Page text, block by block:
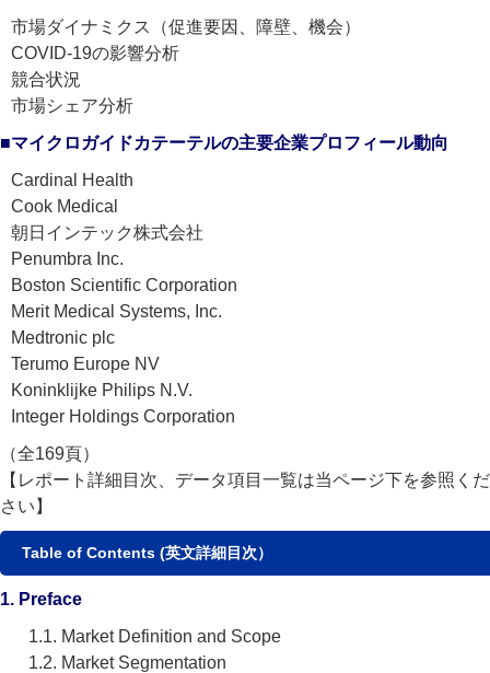
市場ダイナミクス（促進要因、障壁、機会）
COVID-19の影響分析
競合状況
市場シェア分析
■マイクロガイドカテーテルの主要企業プロフィール動向
Cardinal Health
Cook Medical
朝日インテック株式会社
Penumbra Inc.
Boston Scientific Corporation
Merit Medical Systems, Inc.
Medtronic plc
Terumo Europe NV
Koninklijke Philips N.V.
Integer Holdings Corporation
（全169頁）
【レポート詳細目次、データ項目一覧は当ページ下を参照くだ
さい】
Table of Contents (英文詳細目次）
1. Preface
1.1. Market Definition and Scope
1.2. Market Segmentation